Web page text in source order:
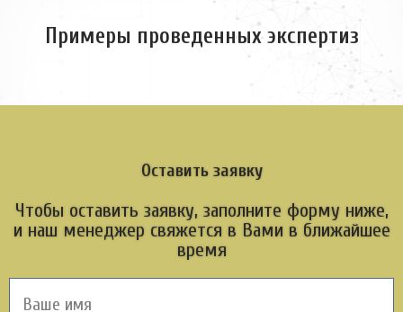
Примеры проведенных экспертиз
Оставить заявку
Чтобы оставить заявку, заполните форму ниже,
и наш менеджер свяжется в Вами в ближайшее
время